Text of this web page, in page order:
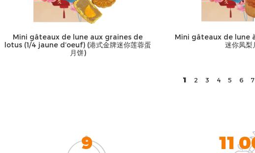
Mini gâteaux de lune aux graines de
lotus (1/4 jaune d’oeuf) (港式金牌迷你莲蓉蛋
月饼)
Mini gâteaux de lune à
迷你凤梨
1 2 3 4 5 6 7
9 11